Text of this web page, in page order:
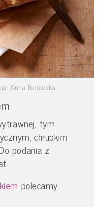
Anna Borowska
tym
chrupkim
podania z
polecamy